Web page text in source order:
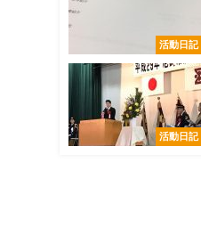
活動日記
活動日記